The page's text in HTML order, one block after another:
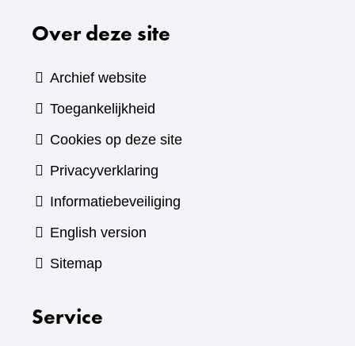
Over deze site
Archief website
Toegankelijkheid
Cookies op deze site
Privacyverklaring
Informatiebeveiliging
English version
Sitemap
Service